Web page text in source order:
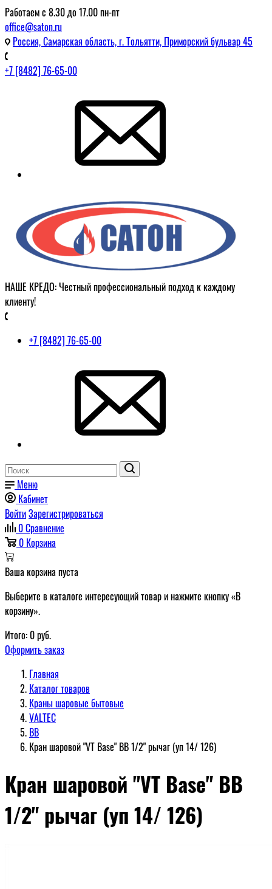
Работаем с 8.30 до 17.00 пн-пт
office@saton.ru
Россия, Самарская область, г. Тольятти, Приморский бульвар 45
+7 [8482] 76-65-00
НАШЕ КРЕДО: Честный профессиональный подход к каждому
клиенту!
+7 [8482] 76-65-00
Меню
Кабинет
ВойтиЗарегистрироваться
0Сравнение
0 Корзина
Ваша корзина пуста
Выберите в каталоге интересующий товар и нажмите кнопку «В
корзину».
Итого: 0руб.
Оформить заказ
Главная
Каталог товаров
Краны шаровые бытовые
VALTEC
ВВ
Кран шаровой "VT Base" ВВ 1/2" рычаг (уп 14/ 126)
Кран шаровой "VT Base" ВВ
1/2" рычаг (уп 14/ 126)